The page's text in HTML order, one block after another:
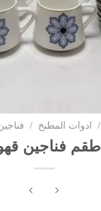
/ ادوات المطبخ /
طقم فناجين